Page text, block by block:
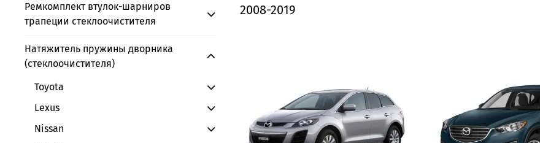
2008-2019
Ремкомплект втулок-шарниров
трапеции стеклоочистителя
Натяжитель пружины дворника
(стеклоочистителя)
Toyota
Lexus
Nissan